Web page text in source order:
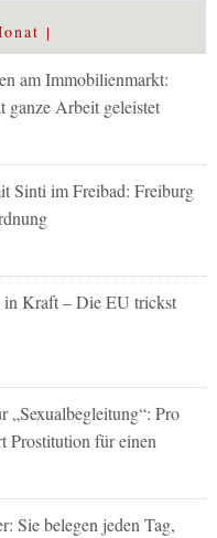
am Immobilienmarkt:
ganze Arbeit geleistet
Sinti im Freibad: Freiburg
in Kraft – Die EU trickst
„Sexualbegleitung“: Pro
Prostitution für einen
Sie belegen jeden Tag,